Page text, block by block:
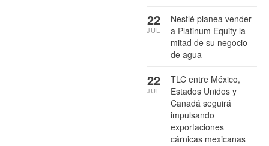
Nestlé planea vender
a Platinum Equity la
mitad de su negocio
de agua
22
JUL
TLC entre México,
Estados Unidos y
Canadá seguirá
impulsando
exportaciones
cárnicas mexicanas
22
JUL